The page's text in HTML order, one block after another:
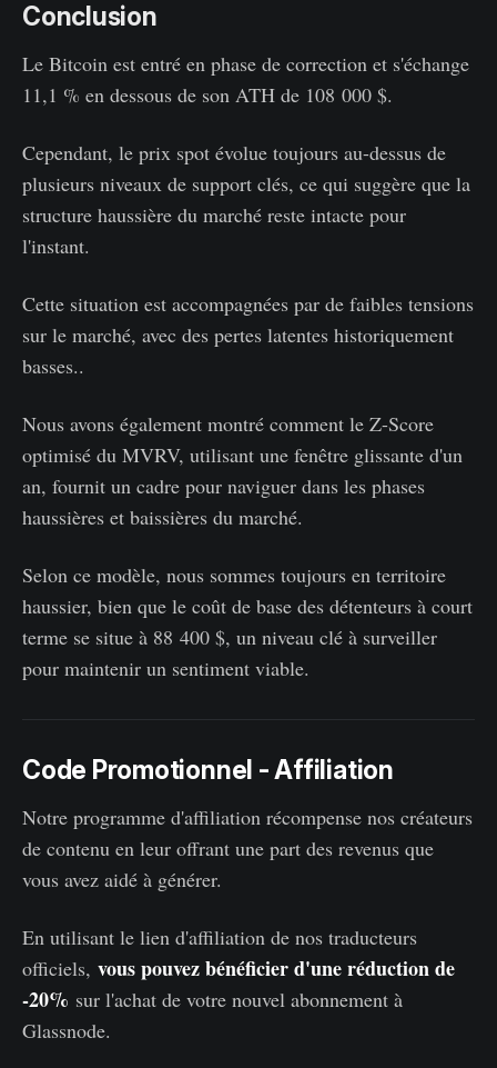
Conclusion
Le Bitcoin est entré en phase de correction et s'échange
11,1 % en dessous de son ATH de 108 000 $.
Cependant, le prix spot évolue toujours au-dessus de
plusieurs niveaux de support clés, ce qui suggère que la
structure haussière du marché reste intacte pour
l'instant.
Cette situation est accompagnées par de faibles tensions
sur le marché, avec des pertes latentes historiquement
basses..
Nous avons également montré comment le Z-Score
optimisé du MVRV, utilisant une fenêtre glissante d'un
an, fournit un cadre pour naviguer dans les phases
haussières et baissières du marché.
Selon ce modèle, nous sommes toujours en territoire
haussier, bien que le coût de base des détenteurs à court
terme se situe à 88 400 $, un niveau clé à surveiller
pour maintenir un sentiment viable.
Code Promotionnel - Affiliation
Notre programme d'affiliation récompense nos créateurs
de contenu en leur offrant une part des revenus que
vous avez aidé à générer.
En utilisant le lien d'affiliation de nos traducteurs
officiels, vous pouvez bénéficier d'une réduction de
-20% sur l'achat de votre nouvel abonnement à
Glassnode.